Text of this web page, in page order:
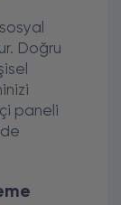
Doğru
paneli